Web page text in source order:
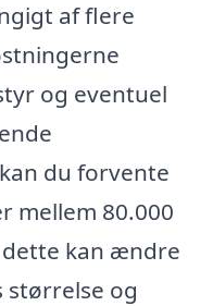
af flere
og eventuel
du forvente
mellem 80.000
dette kan ændre
størrelse og